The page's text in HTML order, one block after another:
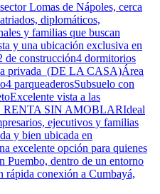
Lomas de Nápoles, cerca
diplomáticos,
y familias que buscan
y una ubicación exclusiva en
de construcción4 dormitorios
privada (DE LA CASA)Área
parqueaderosSubsuelo con
vista a las
RENTA SIN AMOBLARIdeal
ejecutivos y familias
y bien ubicada en
excelente opción para quienes
Puembo, dentro de un entorno
rápida conexión a Cumbayá,